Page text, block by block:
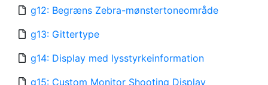
g12: Begræns Zebra-mønstertoneområde
g13: Gittertype
g14: Display med lysstyrkeinformation
g15: Custom Monitor Shooting Display